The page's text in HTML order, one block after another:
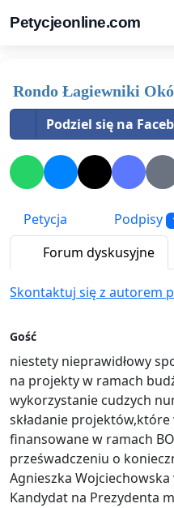
Petycjeonline.com
Rondo Łagiewniki
Podziel się na
Petycja Podpisy
Forum dyskusyjne
Skontaktuj się z autorem
Gość
niestety nieprawidłowy
na projekty w ramach
wykorzystanie cudzych
składanie
finansowane w ramach
prześwadczeniu o
Agnieszka
Kandydat na Prezydenta